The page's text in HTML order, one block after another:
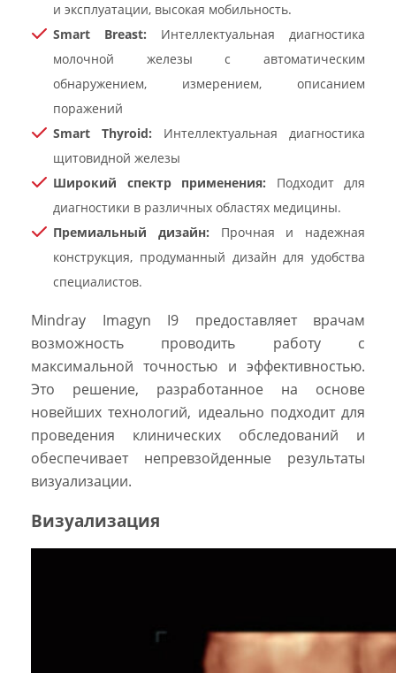
и эксплуатации, высокая мобильность.
Smart Breast: Интеллектуальная диагностика
молочной железы с автоматическим
обнаружением, измерением, описанием
поражений
Smart Thyroid: Интеллектуальная диагностика
щитовидной железы
Широкий спектр применения: Подходит для
диагностики в различных областях медицины.
Премиальный дизайн: Прочная и надежная
конструкция, продуманный дизайн для удобства
специалистов.
Mindray Imagyn I9 предоставляет врачам
возможность проводить работу с
максимальной точностью и эффективностью.
Это решение, разработанное на основе
новейших технологий, идеально подходит для
проведения клинических обследований и
обеспечивает непревзойденные результаты
визуализации.
Визуализация